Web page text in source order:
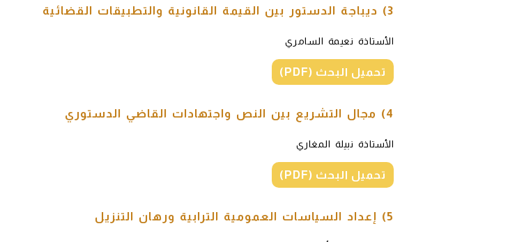
3) ديباجة الدستور بين القيمة القانونية والتطبيقات القضائية
الأستاذة نعيمة السامري
تحميل البحث (PDF)
4) مجال التشريع بين النص واجتهادات القاضي الدستوري
الأستاذة نبيلة المغاري
تحميل البحث (PDF)
5) إعداد السياسات العمومية الترابية ورهان التنزيل